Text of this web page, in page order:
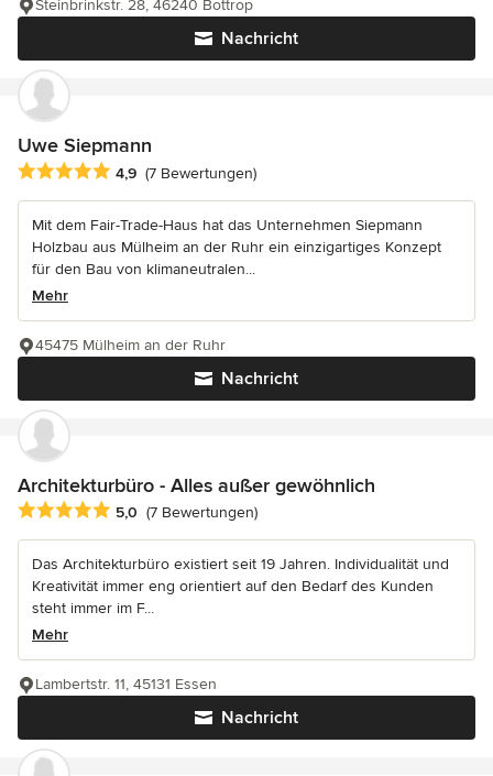
Nachricht
Steinbrinkstr. 28, 46240 Bottrop
Uwe Siepmann
Durchschnittliche Bewertung: 4.9 von 5 Sternen
4,9 (7 Bewertungen)
Mit dem Fair-Trade-Haus hat das Unternehmen Siepmann
Holzbau aus Mülheim an der Ruhr ein einzigartiges Konzept
für den Bau von klimaneutralen...
Mehr
Nachricht
45475 Mülheim an der Ruhr
Architekturbüro - Alles außer gewöhnlich
Durchschnittliche Bewertung: 5 von 5 Sternen
5,0 (7 Bewertungen)
Das Architekturbüro existiert seit 19 Jahren. Individualität und
Kreativität immer eng orientiert auf den Bedarf des Kunden
steht immer im F...
Mehr
Nachricht
Lambertstr. 11, 45131 Essen